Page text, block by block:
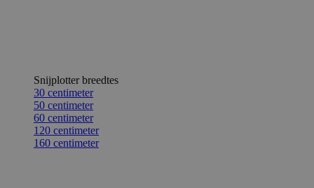
Snijplotter breedtes
30 centimeter
50 centimeter
60 centimeter
120 centimeter
160 centimeter